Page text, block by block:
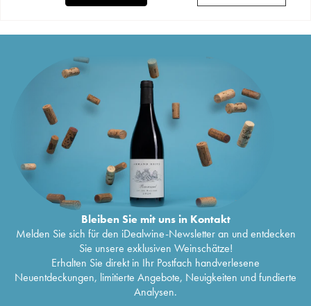
Bleiben Sie mit uns in Kontakt
Melden Sie sich für den iDealwine-Newsletter an und entdecken
Sie unsere exklusiven Weinschätze!
Erhalten Sie direkt in Ihr Postfach handverlesene
Neuentdeckungen, limitierte Angebote, Neuigkeiten und fundierte
Analysen.